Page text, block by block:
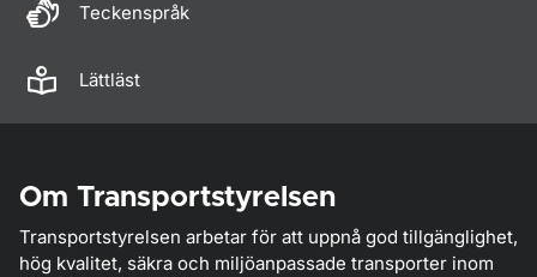
Teckenspråk
Lättläst
Om Transportstyrelsen
Transportstyrelsen arbetar för att uppnå god tillgänglighet,
hög kvalitet, säkra och miljöanpassade transporter inom